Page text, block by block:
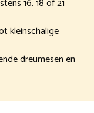
16, 18 of 21
kleinschalige
dreumesen en